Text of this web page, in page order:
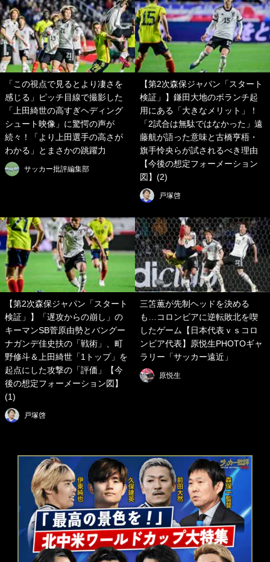
「この視点で見るとより凄さを
感じる」ピッチ目線で撮影した
「上田綺世の高すぎヘディング
シュート映像」に驚愕の声が
続々！「より上田選手の高さが
わかる」とまさかの跳躍力
サッカー批評編集部
【第2次森保ジャパン「スタート
検証」】鎌田大地のボランチ起
用にある「大きなメリット」！
「2試合は無駄ではなかった」遠
藤航が語った意味と古橋亨梧・
旗手怜央らが試されるべき理由
【今後の想定フォーメーション
図】(2)
戸塚啓
【第2次森保ジャパン「スタート
検証」】「遅攻からの崩し」の
キーマンSB菅原由勢とバングー
ナガンデ佳史扶の「戦術」、町
野修斗＆上田綺世「1トップ」を
起点にした攻撃の「評価」【今
後の想定フォーメーション図】
(1)
戸塚啓
三笘薫が先制ヘッドを決める
も…コロンビアに逆転敗北を喫
したゲーム【日本代表ｖｓコロ
ンビア代表】原悦生PHOTOギャ
ラリー「サッカー遠近」
原悦生